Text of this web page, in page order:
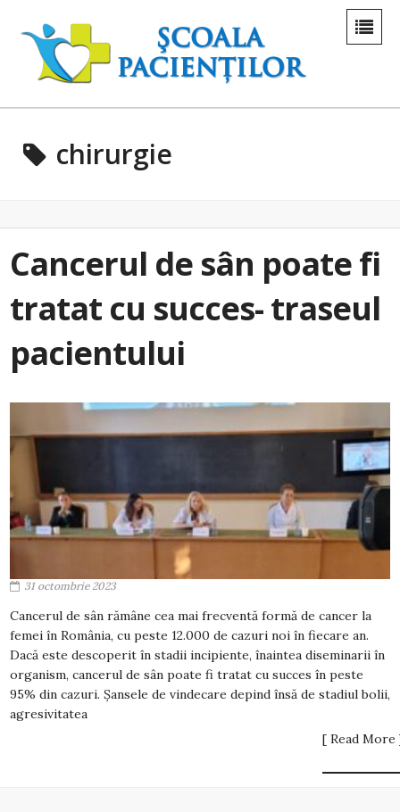
chirurgie
Cancerul de sân poate fi
tratat cu succes- traseul
pacientului
31 octombrie 2023
Cancerul de sân rămâne cea mai frecventă formă de cancer la
femei în România, cu peste 12.000 de cazuri noi în fiecare an.
Dacă este descoperit în stadii incipiente, înaintea diseminarii în
organism, cancerul de sân poate fi tratat cu succes în peste
95% din cazuri. Şansele de vindecare depind însă de stadiul bolii,
agresivitatea
[ Read More